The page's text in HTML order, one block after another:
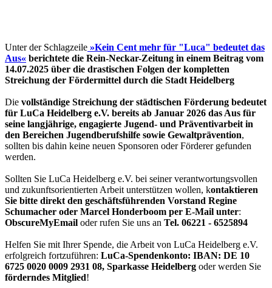
Unter der Schlagzeile »Kein Cent mehr für "Luca" bedeutet das
Aus« berichtete die Rein-Neckar-Zeitung in einem Beitrag vom
14.07.2025 über die drastischen Folgen der kompletten
Streichung der Fördermittel durch die Stadt Heidelberg
Die vollständige Streichung der städtischen Förderung bedeutet
für LuCa Heidelberg e.V. bereits ab Januar 2026 das Aus für
seine langjährige, engagierte Jugend- und Präventivarbeit in
den Bereichen Jugendberufshilfe sowie Gewaltprävention,
sollten bis dahin keine neuen Sponsoren oder Förderer gefunden
werden.
Sollten Sie LuCa Heidelberg e.V. bei seiner verantwortungsvollen
und zukunftsorientierten Arbeit unterstützen wollen, kontaktieren
Sie bitte direkt den geschäftsführenden Vorstand Regine
Schumacher oder Marcel Honderboom per E-Mail unter:
ObscureMyEmail oder rufen Sie uns an Tel. 06221 - 6525894
Helfen Sie mit Ihrer Spende, die Arbeit von LuCa Heidelberg e.V.
erfolgreich fortzuführen: LuCa-Spendenkonto: IBAN: DE 10
6725 0020 0009 2931 08, Sparkasse Heidelberg oder werden Sie
förderndes Mitglied!